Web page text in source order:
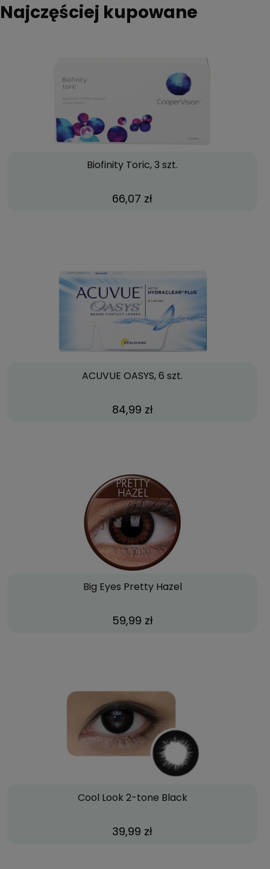
Najczęściej kupowane
Biofinity Toric, 3 szt.
66,07 zł
ACUVUE OASYS, 6 szt.
84,99 zł
Big Eyes Pretty Hazel
59,99 zł
Cool Look 2-tone Black
39,99 zł